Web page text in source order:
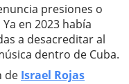
presiones o
en 2023 había
a desacreditar al
dentro de Cuba.
de Israel Rojas